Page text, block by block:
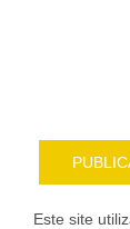
Este site